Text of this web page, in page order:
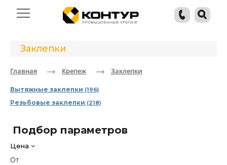
Заклепки
Главная Крепеж Заклепки
Вытяжные заклепки (196)
Резьбовые заклепки (218)
Подбор параметров
Цена
От